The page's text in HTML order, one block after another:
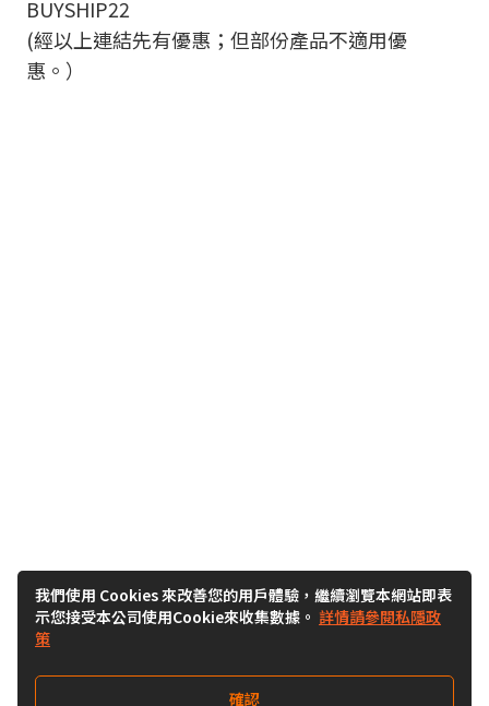
BUYSHIP22
(經以上連結先有優惠；但部份產品不適用優
惠。）
我們使用 Cookies 來改善您的用戶體驗，繼續瀏覽本網站即表
示您接受本公司使用Cookie來收集數據。 詳情請參閱私隱政
策
確認